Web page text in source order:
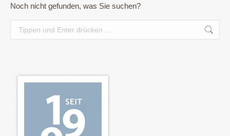
Noch nicht gefunden, was Sie suchen?